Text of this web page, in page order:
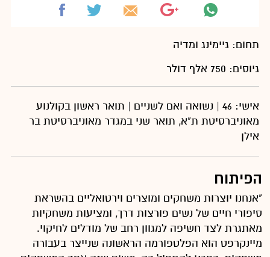
תחום: גיימינג ומדיה
גיוסים: 750 אלף דולר
אישי: 46 | נשואה ואם לשניים | תואר ראשון בקולנוע
מאוניברסיטת ת"א, תואר שני במגדר מאוניברסיטת בר
אילן
הפיתוח
"אנחנו יוצרות משחקים ומוצרים וירטואליים בהשראת
סיפורי חיים של נשים פורצות דרך, ומציעות משחקיות
מאתגרת לצד חשיפה למגוון רחב של מודלים לחיקוי.
מיינקרפט הוא הפלטפורמה הראשונה שנייצר בעבורה